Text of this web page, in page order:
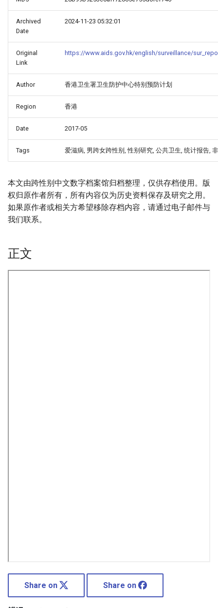
Archived
Date
2024-11-23 05:32:01
Original
Link
https://www.aids.gov.hk/english/surveillance/
Author 香港卫生署卫生防护中心特别预防计划
Region 香港
Date 2017-05
Tags 爱滋病, 男跨女跨性别, 性别研究, 公共卫生, 统计报告,
本文由跨性别中文数字档案馆归档整理，仅供存档使用。版
权归原作者所有，所有内容仅为历史资料保存及研究之用。
如果原作者或相关方希望移除存档内容，请通过电子邮件与
我们联系。
正文
Share on Share on